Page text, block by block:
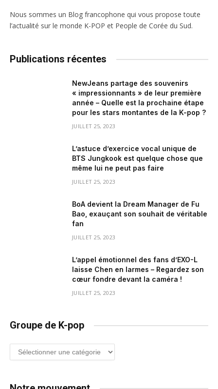
Nous sommes un Blog francophone qui vous propose toute
l’actualité sur le monde K-POP et People de Corée du Sud.
Publications récentes
NewJeans partage des souvenirs
« impressionnants » de leur première
année – Quelle est la prochaine étape
pour les stars montantes de la K-pop ?
JUILLET 25, 2023
L’astuce d’exercice vocal unique de
BTS Jungkook est quelque chose que
même lui ne peut pas faire
JUILLET 25, 2023
BoA devient la Dream Manager de Fu
Bao, exauçant son souhait de véritable
fan
JUILLET 25, 2023
L’appel émotionnel des fans d’EXO-L
laisse Chen en larmes – Regardez son
cœur fondre devant la caméra !
JUILLET 25, 2023
Groupe de K-pop
Groupe
de